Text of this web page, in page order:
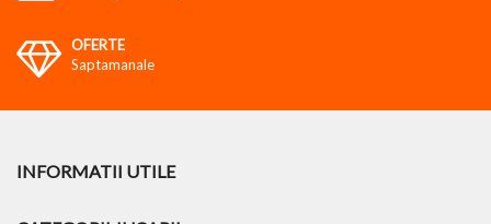
OFERTE
Saptamanale
INFORMATII UTILE